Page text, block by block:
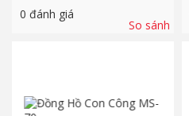
1.890.000₫.
là:
0 đánh giá
So sánh